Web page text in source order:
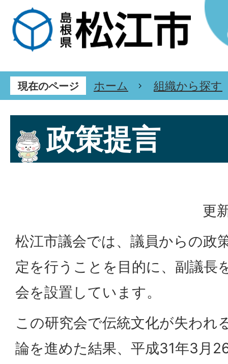
現在のページ ホーム 組織から探す
政策提言
更
松江市議会では、議員からの政
定を行うことを目的に、副議長
会を設置しています。
この研究会で伝統文化が失われ
論を進めた結果、平成31年3月